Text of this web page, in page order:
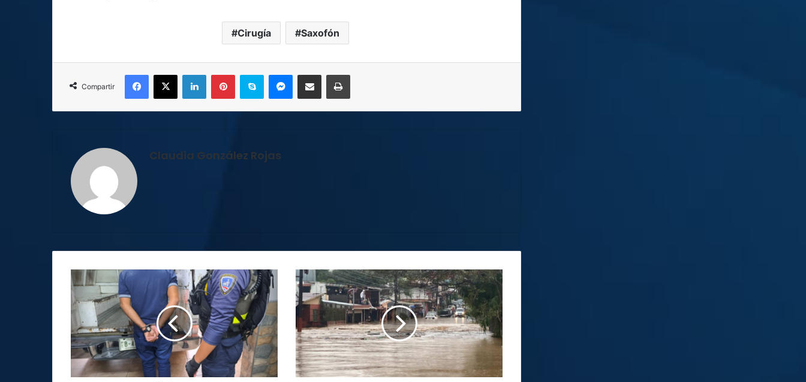
Cirugía Saxofón
Compartir
Facebook
X LinkedInPinterestSkype MessengerCompartir por correo electrónicoImprimir
Claudia González Rojas
Fuerza
Pública
captura
a
sospechosos
de
asesinar
dos
CNE
reporta
daños
importantes
en
viviendas
de
Garabito,
Parrita